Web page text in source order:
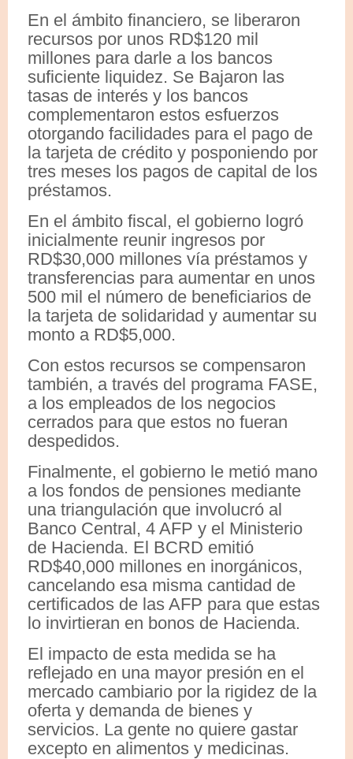
En el ámbito financiero, se liberaron
recursos por unos RD$120 mil
millones para darle a los bancos
suficiente liquidez. Se Bajaron las
tasas de interés y los bancos
complementaron estos esfuerzos
otorgando facilidades para el pago de
la tarjeta de crédito y posponiendo por
tres meses los pagos de capital de los
préstamos.
En el ámbito fiscal, el gobierno logró
inicialmente reunir ingresos por
RD$30,000 millones vía préstamos y
transferencias para aumentar en unos
500 mil el número de beneficiarios de
la tarjeta de solidaridad y aumentar su
monto a RD$5,000.
Con estos recursos se compensaron
también, a través del programa FASE,
a los empleados de los negocios
cerrados para que estos no fueran
despedidos.
Finalmente, el gobierno le metió mano
a los fondos de pensiones mediante
una triangulación que involucró al
Banco Central, 4 AFP y el Ministerio
de Hacienda. El BCRD emitió
RD$40,000 millones en inorgánicos,
cancelando esa misma cantidad de
certificados de las AFP para que estas
lo invirtieran en bonos de Hacienda.
El impacto de esta medida se ha
reflejado en una mayor presión en el
mercado cambiario por la rigidez de la
oferta y demanda de bienes y
servicios. La gente no quiere gastar
excepto en alimentos y medicinas.